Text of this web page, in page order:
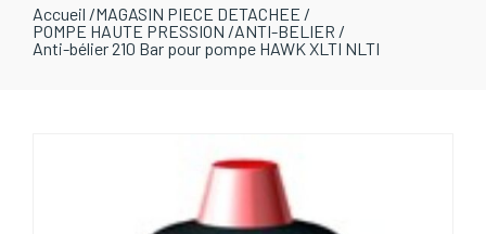
Accueil /MAGASIN PIECE DETACHEE /
POMPE HAUTE PRESSION /ANTI-BELIER /
Anti-bélier 210 Bar pour pompe HAWK XLTI NLTI